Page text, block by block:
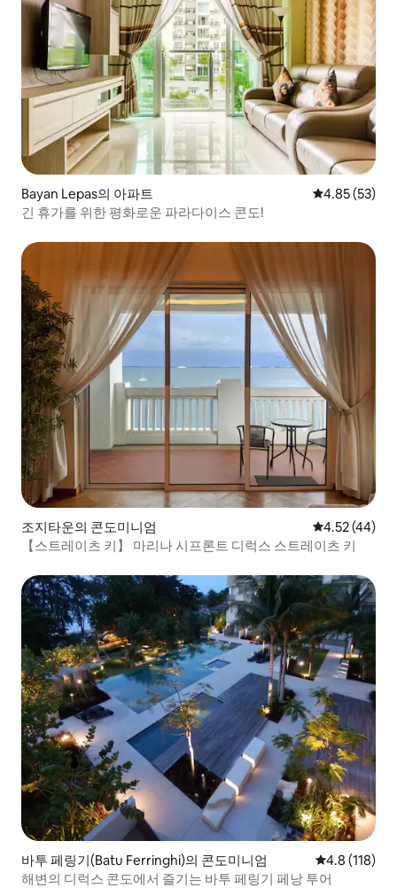
Bayan Lepas의 아파트 평점 4.85점(5
4.85 (53)
긴 휴가를 위한 평화로운 파라다이스 콘도!
조지타운의 콘도미니엄 평점 4.52점
4.52 (44)
【스트레이츠 키】 마리나 시프론트 디럭스 스트레이츠 키
바투 페링기(Batu Ferringhi)의 콘도미니엄 평점 4.8점(5
4.8 (118)
해변의 디럭스 콘도에서 즐기는 바투 페링기 페낭 투어